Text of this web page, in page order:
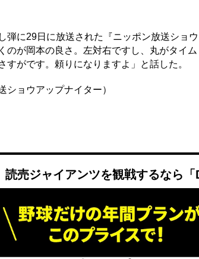
弾に29日に放送された『ニッポン放送ショ
のが岡本の良さ。左対右ですし、丸がタイ
すがです。頼りになりますよ」と話した。
ショウアップナイター）
読売ジャイアンツを観戦するなら